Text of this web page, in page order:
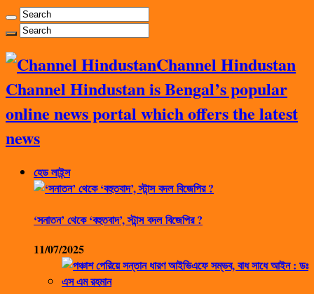
Channel Hindustan
Channel Hindustan is Bengal’s popular
online news portal which offers the latest
news
হেড লাইন্স
‘সনাতন’ থেকে ‘বহুতবাদ’, স্টান্স বদল বিজেপির ?
11/07/2025